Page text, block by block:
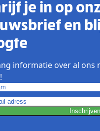
je in op
en
informatie over al ons
Inschrijven